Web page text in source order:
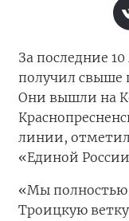
За последние
получил свыше
Они вышли на
линии,
«Единой
«Мы полностью
Троицкую